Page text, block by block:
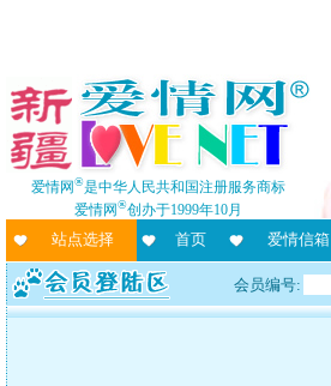
爱情网®是中华人民共和国注册服务商标
爱情网®创办于1999年10月
站点选择 首页 爱情信箱
会员编号: